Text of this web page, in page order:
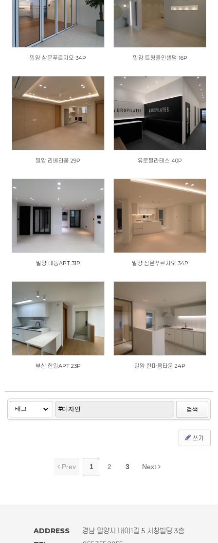
밀양 삼문푸르지오 34P 밀양 트윙클인셀덤 16P
밀양 리베라움 29P 유로필라테스 40P
밀양 대동APT 31P 밀양 삼문푸르지오 34P
부산 한일APT 23P 밀양 한마음타운 24P
검색
쓰기
Prev 1 2 3 Next
ADDRESS
경남 밀양시 내이1길 5 서창빌딩 3층